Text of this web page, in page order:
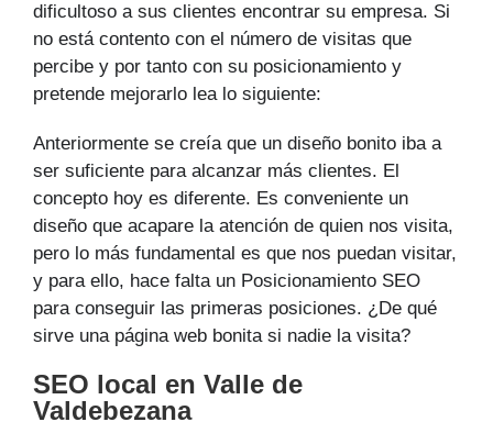
dificultoso a sus clientes encontrar su empresa. Si
no está contento con el número de visitas que
percibe y por tanto con su posicionamiento y
pretende mejorarlo lea lo siguiente:
Anteriormente se creía que un diseño bonito iba a
ser suficiente para alcanzar más clientes. El
concepto hoy es diferente. Es conveniente un
diseño que acapare la atención de quien nos visita,
pero lo más fundamental es que nos puedan visitar,
y para ello, hace falta un Posicionamiento SEO
para conseguir las primeras posiciones. ¿De qué
sirve una página web bonita si nadie la visita?
SEO local en Valle de
Valdebezana